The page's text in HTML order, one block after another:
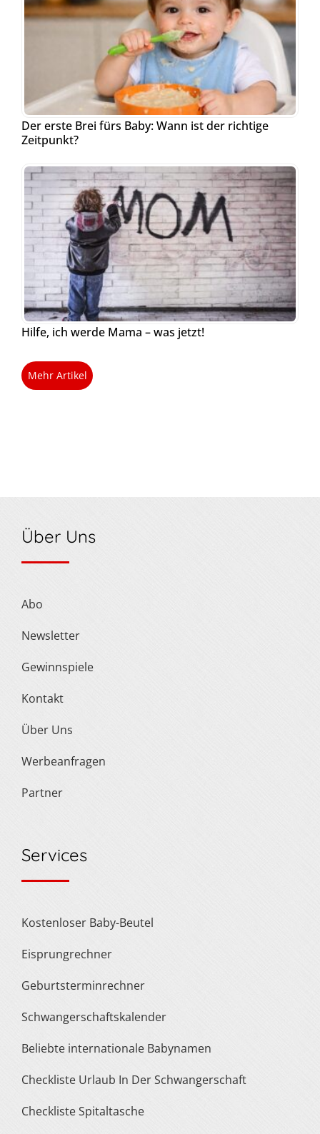
Der erste Brei fürs Baby: Wann ist der richtige
Zeitpunkt?
Hilfe, ich werde Mama – was jetzt!
Mehr Artikel
Über Uns
Abo
Newsletter
Gewinnspiele
Kontakt
Über Uns
Werbeanfragen
Partner
Services
Kostenloser Baby-Beutel
Eisprungrechner
Geburtsterminrechner
Schwangerschaftskalender
Beliebte internationale Babynamen
Checkliste Urlaub In Der Schwangerschaft
Checkliste Spitaltasche